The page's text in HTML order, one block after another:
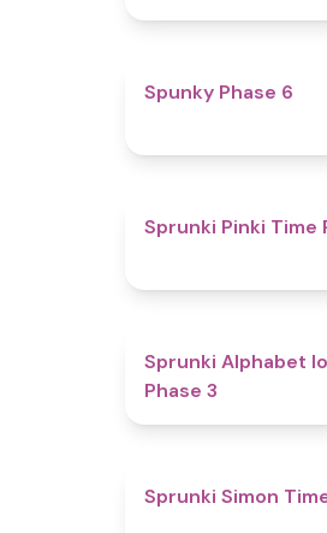
Spunky Phase 6
Sprunki Pinki Time
Sprunki Alphabet
Phase 3
Sprunki Simon